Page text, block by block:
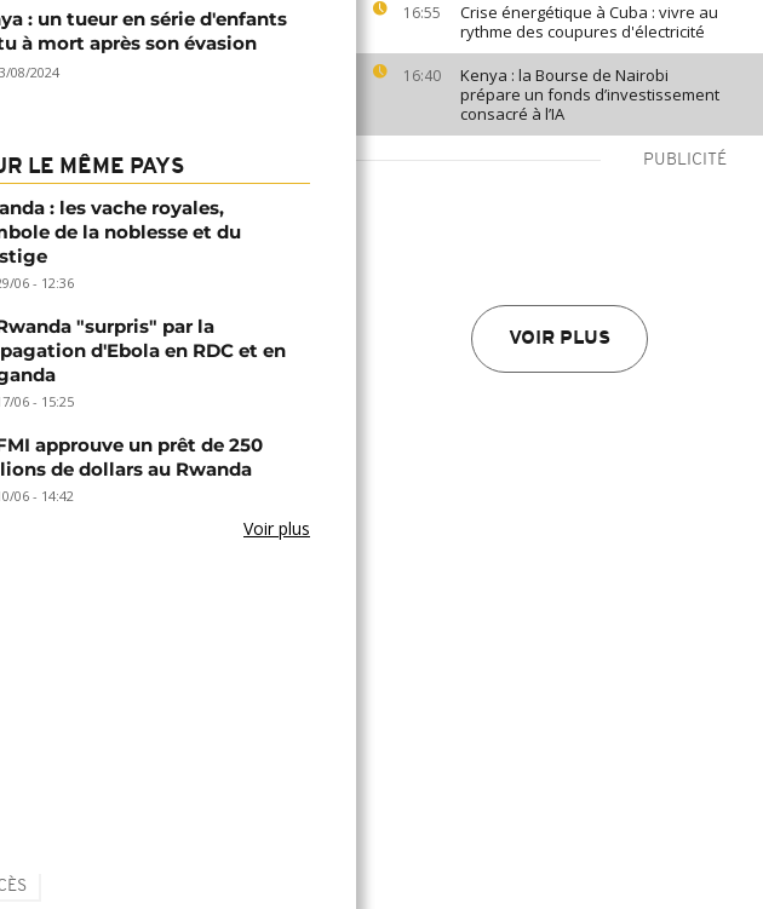
16:55
Crise énergétique à Cuba : vivre au
rythme des coupures d'électricité
16:40
Kenya : la Bourse de Nairobi
prépare un fonds d’investissement
consacré à l’IA
PUBLICITÉ
VOIR PLUS
: un tueur en série d'enfants
à mort après son évasion
08/2024
LE MÊME PAYS
: les vache royales,
de la noblesse et du
06 - 12:36
"surpris" par la
d'Ebola en RDC et en
06 - 15:25
approuve un prêt de 250
de dollars au Rwanda
06 - 14:42
Voir plus